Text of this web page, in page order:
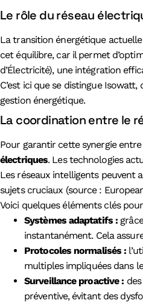
Le rôle du réseau
La transition énergétique
cet équilibre, car il permet
d’Électricité), une intégration
C’est ici que se distingue
gestion énergétique.
La coordination entre le
Pour garantir cette synergie
électriques. Les technologies
Les réseaux intelligents peuvent
sujets cruciaux (source :
Voici quelques éléments clés
Systèmes adaptatifs :
instantanément. Cela
Protocoles normalisés :
multiples impliquées dans
Surveillance proactive :
préventive, évitant des